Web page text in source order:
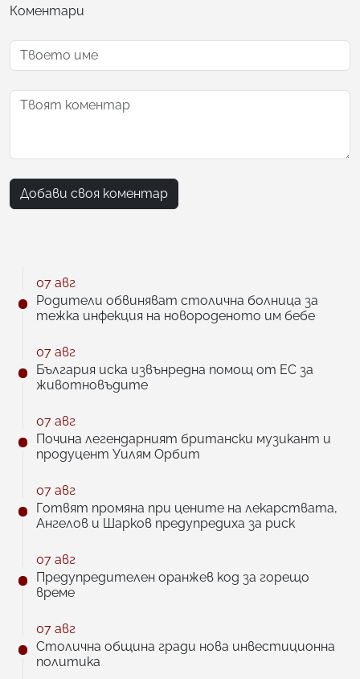
Коментари
Добави своя коментар
07 авг
Родители обвиняват столична болница за
тежка инфекция на новороденото им бебе
07 авг
България иска извънредна помощ от ЕС за
животновъдите
07 авг
Почина легендарният британски музикант и
продуцент Уилям Орбит
07 авг
Готвят промяна при цените на лекарствата,
Ангелов и Шарков предупредиха за риск
07 авг
Предупредителен оранжев код за горещо
време
07 авг
Столична община гради нова инвестиционна
политика